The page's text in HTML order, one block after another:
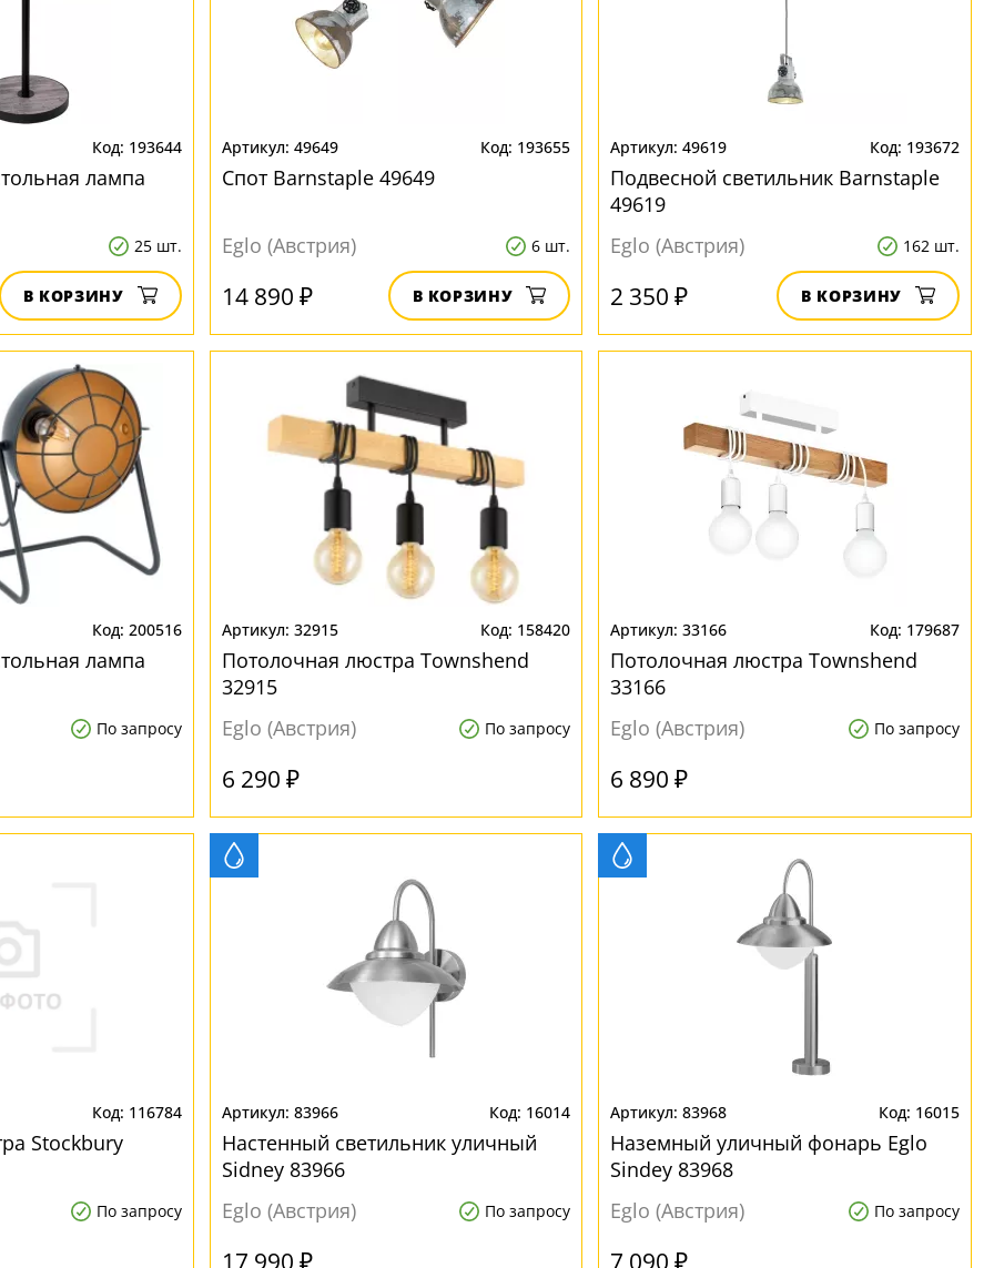
193644
лампа
25 шт.
В КОРЗИНУ
49649 193655
Спот Barnstaple 49649
Eglo (Австрия) 6 шт.
14 890 ₽ В КОРЗИНУ
49619 193672
Подвесной светильник Barnstaple
49619
Eglo (Австрия)
162 шт.
2 350 ₽ В КОРЗИНУ
200516
лампа
По запросу
32915 158420
Потолочная люстра Townshend
32915
Eglo (Австрия)
По запросу
6 290 ₽
33166 179687
Потолочная люстра Townshend
33166
Eglo (Австрия)
По запросу
6 890 ₽
116784
Stockbury
По запросу
83966 16014
Настенный светильник уличный
Sidney 83966
Eglo (Австрия)
По запросу
17 990 ₽
83968 16015
Наземный уличный фонарь Eglo
Sindey 83968
Eglo (Австрия)
По запросу
7 090 ₽